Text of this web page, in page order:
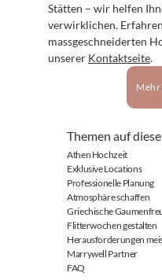
Stätten – wir helfen
verwirklichen.
massgeschneiderten
unserer Kontaktseite.
Themen auf
Athen Hochzeit
Exklusive Locations
Professionelle Planung
Atmosphäre schaffen
Griechische
Flitterwochen gestalten
Herausforderungen
Marrywell Partner
FAQ